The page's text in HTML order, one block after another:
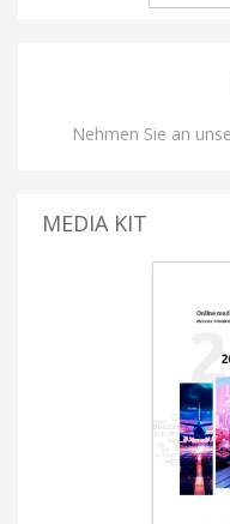
Nehmen Sie an
MEDIA KIT